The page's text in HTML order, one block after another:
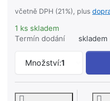
včetně DPH (21%), plus
1 ks skladem
Termín dodání
skladem
Množství:1